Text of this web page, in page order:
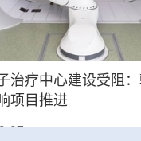
治疗中心建设受阻
项目推进
07